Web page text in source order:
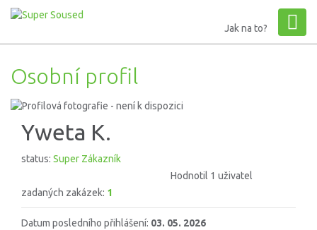
Jak na to?
Osobní profil
Yweta K.
status: Super Zákazník
Hodnotil 1 uživatel
zadaných zakázek: 1
Datum posledního přihlášení: 03. 05. 2026